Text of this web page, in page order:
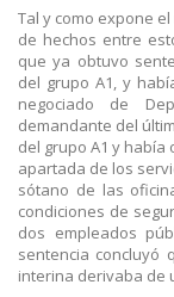
Tal y como expone
de hechos entre
que ya obtuvo
del grupo A1, y
negociado de
demandante del
del grupo A1 y
apartada de los
sótano de las
condiciones de
dos empleados
sentencia concluyó
interina derivaba de